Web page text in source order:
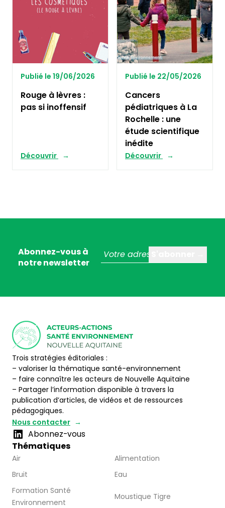
Publié le 19/06/2026
Rouge à lèvres :
pas si inoffensif
Découvrir
Publié le 22/05/2026
Cancers
pédiatriques à La
Rochelle : une
étude scientifique
inédite
Découvrir
Abonnez-vous à
notre newsletter
Trois stratégies éditoriales :
– valoriser la thématique santé-environnement
– faire connaître les acteurs de Nouvelle Aquitaine
– Partager l’information disponible à travers la
publication d’articles, de vidéos et de ressources
pédagogiques.
Nous contacter
Abonnez-vous
Thématiques
Air
Alimentation
Bruit
Eau
Formation Santé
Environnement
Moustique Tigre